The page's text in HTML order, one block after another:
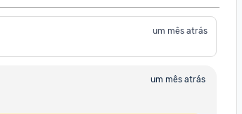
um mês atrás
um mês atrás